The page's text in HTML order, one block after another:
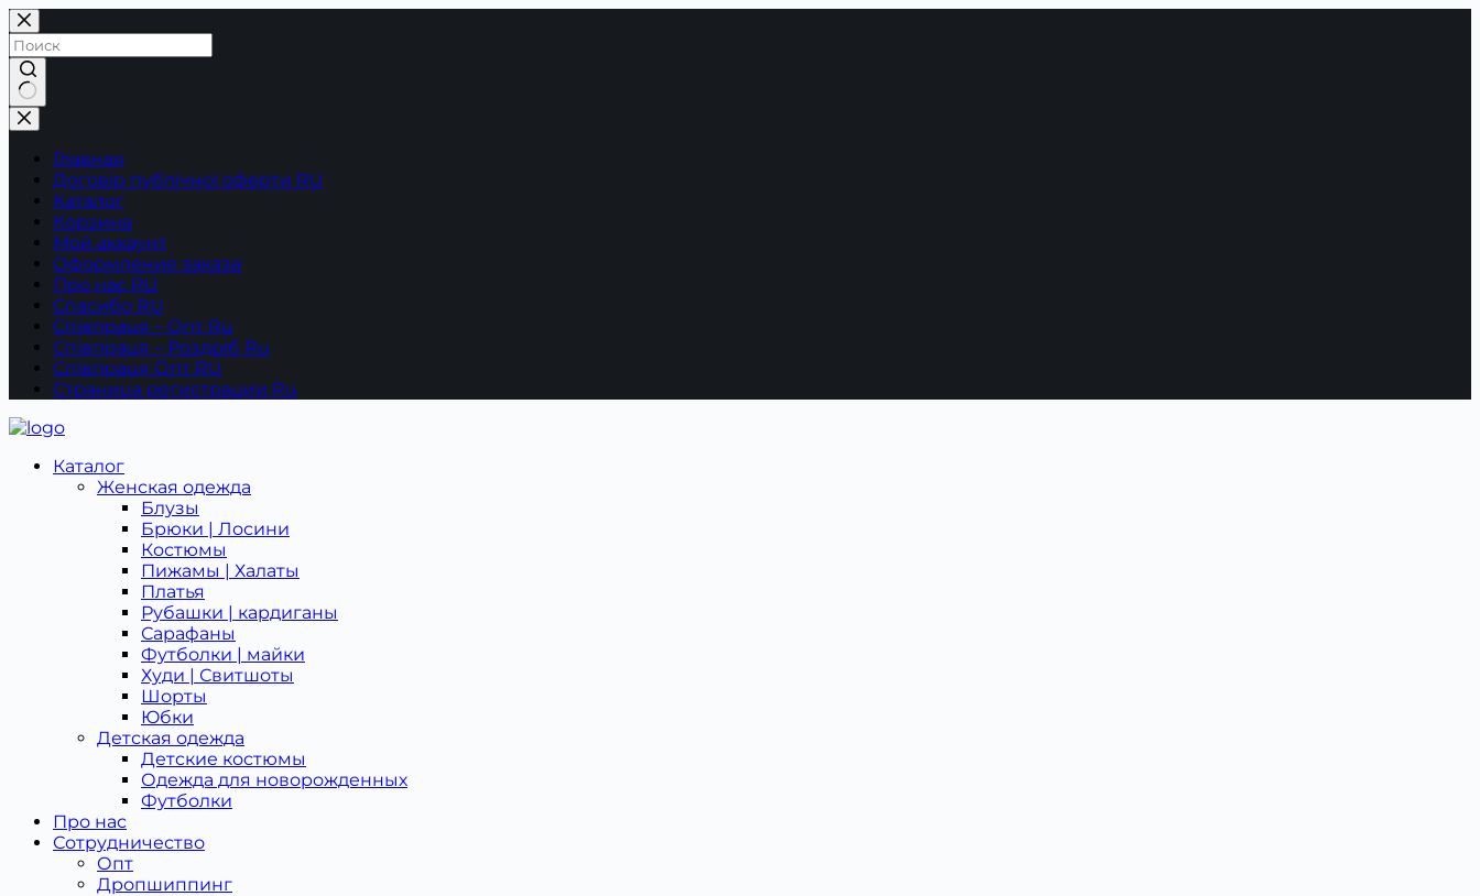
Перейти
к
сути
Ничего
не
найденоГлавная
Договір публічної оферти RU
Каталог
Корзина
Мой аккаунт
Оформление заказа
Про нас RU
Спасибо RU
Співпраця – Опт Ru
Співпраця – Роздріб Ru
Співпраця Опт RU
Страница регистрации Ru
Каталог
Женская одежда
Блузы
Брюки | Лосини
Костюмы
Пижамы | Халаты
Платья
Рубашки | кардиганы
Сарафаны
Футболки | майки
Худи | Свитшоты
Шорты
Юбки
Детская одежда
Детcкие костюмы
Одежда для новорожденных
Футболки
Про нас
Сотрудничество
Опт
Дропшиппинг